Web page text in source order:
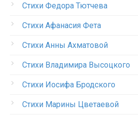
Стихи Федора Тютчева
Стихи Афанасия Фета
Стихи Анны Ахматовой
Стихи Владимира Высоцкого
Стихи Иосифа Бродского
Стихи Марины Цветаевой